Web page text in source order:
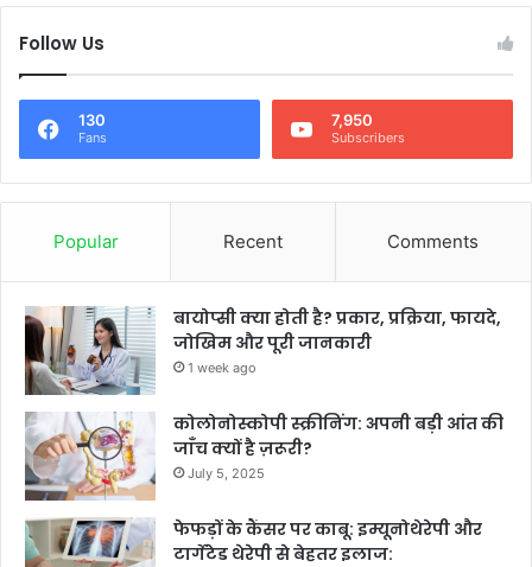
Follow Us
130
Fans
7,950
Subscribers
Popular Recent Comments
बायोप्सी क्या होती है? प्रकार, प्रक्रिया, फायदे,
जोखिम और पूरी जानकारी
1 week ago
कोलोनोस्कोपी स्क्रीनिंग: अपनी बड़ी आंत की
जाँच क्यों है ज़रूरी?
July 5, 2025
फेफड़ों के कैंसर पर काबू: इम्यूनोथेरेपी और
टार्गेटेड थेरेपी से बेहतर इलाज: